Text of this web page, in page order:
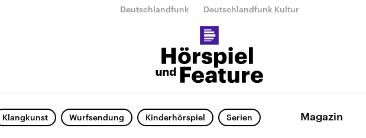
Deutschlandfunk Deutschlandfunk Kultur
Klangkunst Wurfsendung Kinderhörspiel Serien Magazin